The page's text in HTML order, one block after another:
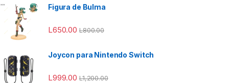
Figura de Bulma
L650.00 L800.00
Joycon para Nintendo Switch
L999.00 L1,200.00